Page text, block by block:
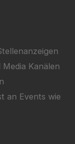
Kanälen
an Events wie